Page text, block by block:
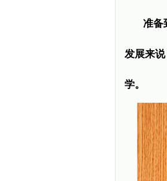
准备
发展来
学。